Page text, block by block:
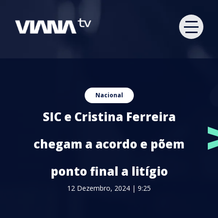
Nacional
SIC e Cristina Ferreira
chegam a acordo e põem
ponto final a litígio
12 Dezembro, 2024 | 9:25